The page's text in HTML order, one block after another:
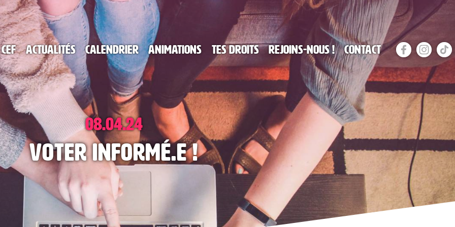
Actualités Calendrier Animations Tes droits Rejoins-nous ! Contact
08.04.24
Voter informé.e !